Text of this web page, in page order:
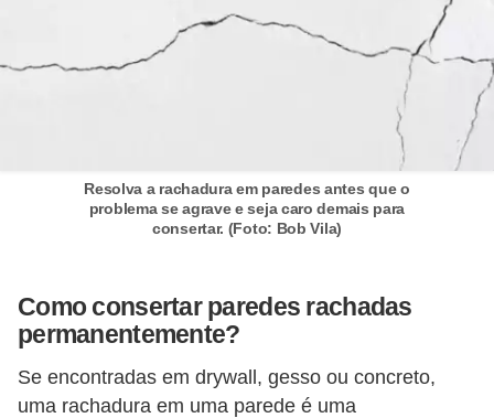
Resolva a rachadura em paredes antes que o
problema se agrave e seja caro demais para
consertar. (Foto: Bob Vila)
Como consertar paredes rachadas
permanentemente?
Se encontradas em drywall, gesso ou concreto,
uma rachadura em uma parede é uma